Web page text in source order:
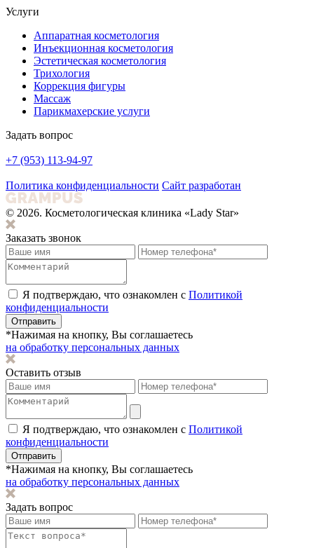
Услуги
Аппаратная косметология
Инъекционная косметология
Эстетическая косметология
Трихология
Коррекция фигуры
Массаж
Парикмахерские услуги
Задать вопрос
+7 (953) 113-94-97
Политика конфиденциальности Сайт разработан
© 2026. Косметологическая клиника «Lady Star»
Заказать звонок
Я подтверждаю, что ознакомлен с Политикой
конфиденциальности
Отправить
*Нажимая на кнопку, Вы соглашаетесь
на обработку персональных данных
Оставить отзыв
Я подтверждаю, что ознакомлен с Политикой
конфиденциальности
Отправить
*Нажимая на кнопку, Вы соглашаетесь
на обработку персональных данных
Задать вопрос